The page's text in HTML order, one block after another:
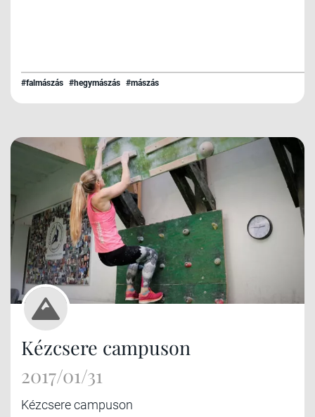
#falmászás #hegymászás #mászás
Kézcsere campuson
2017/01/31
Kézcsere campuson